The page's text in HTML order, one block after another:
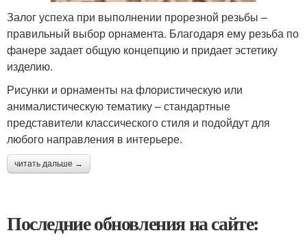
Залог успеха при выполнении прорезной резьбы –
правильный выбор орнамента. Благодаря ему резьба по
фанере задает общую концепцию и придает эстетику
изделию.
Рисунки и орнаменты на флористическую или
анималистическую тематику – стандартные
представители классического стиля и подойдут для
любого направления в интерьере.
читать дальше →
Последние обновления на сайте: